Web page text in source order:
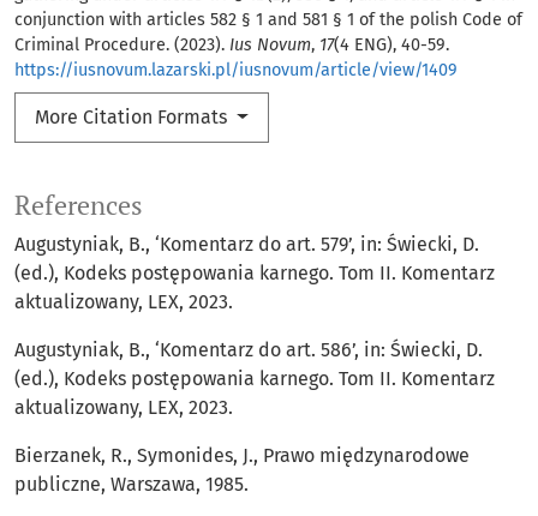
conjunction with articles 582 § 1 and 581 § 1 of the polish Code of
Criminal Procedure. (2023). Ius Novum, 17(4 ENG), 40-59.
https://iusnovum.lazarski.pl/iusnovum/article/view/1409
More Citation Formats
References
Augustyniak, B., ‘Komentarz do art. 579’, in: Świecki, D.
(ed.), Kodeks postępowania karnego. Tom II. Komentarz
aktualizowany, LEX, 2023.
Augustyniak, B., ‘Komentarz do art. 586’, in: Świecki, D.
(ed.), Kodeks postępowania karnego. Tom II. Komentarz
aktualizowany, LEX, 2023.
Bierzanek, R., Symonides, J., Prawo międzynarodowe
publiczne, Warszawa, 1985.